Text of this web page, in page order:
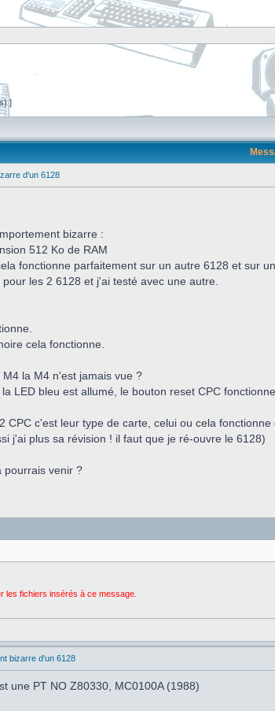
]
d'un 6128
bizarre :
512 Ko de RAM
fonctionne parfaitement sur un autre 6128 et sur
les 2 6128 et j'ai testé avec une autre.
cela fonctionne.
la M4 n'est jamais vue ?
LED bleu est allumé, le bouton reset CPC fonctionne.
CPC c'est leur type de carte, celui ou cela
j'ai plus sa révision ! il faut que je ré-ouvre le 6128)
pourrais venir ?
les fichiers insérés à ce message.
bizarre d'un 6128
une PT NO Z80330, MC0100A (1988)